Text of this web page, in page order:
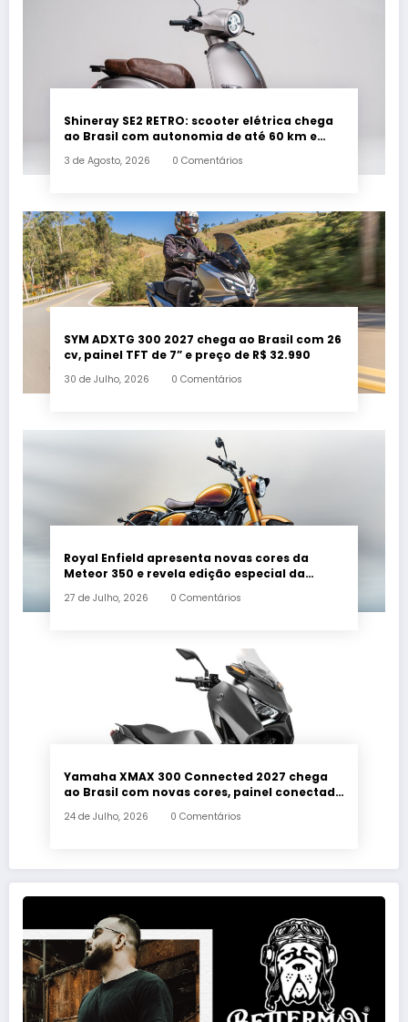
Shineray SE2 RETRO: scooter elétrica chega
ao Brasil com autonomia de até 60 km e
3 de Agosto, 2026 0 Comentários
SYM ADXTG 300 2027 chega ao Brasil com 26
cv, painel TFT de 7” e preço de R$ 32.990
30 de Julho, 2026 0 Comentários
Royal Enfield apresenta novas cores da
Meteor 350 e revela edição especial da
27 de Julho, 2026 0 Comentários
Yamaha XMAX 300 Connected 2027 chega
ao Brasil com novas cores, painel conectado
24 de Julho, 2026 0 Comentários